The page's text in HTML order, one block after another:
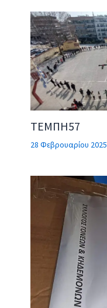
ΤΕΜΠΗ57
28 Φεβρουαρίου 2025